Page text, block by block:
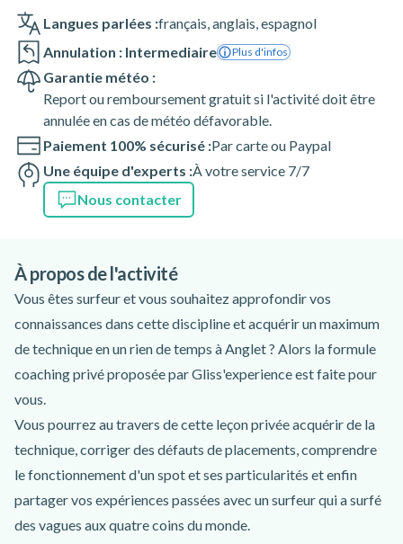
Langues parlées :français,anglais,espagnol
Annulation : Intermediaire
Plus d'infos
Garantie météo :
Report ou remboursement gratuit si l'activité doit être
annulée en cas de météo défavorable.
Paiement 100% sécurisé :Par carte ou Paypal
Une équipe d'experts :À votre service 7/7
Nous contacter
À propos de l'activité
Vous êtes surfeur et vous souhaitez approfondir vos
connaissances dans cette discipline et acquérir un maximum
de technique en un rien de temps à Anglet ? Alors la formule
coaching privé proposée par Gliss'experience est faite pour
vous.
Vous pourrez au travers de cette leçon privée acquérir de la
technique, corriger des défauts de placements, comprendre
le fonctionnement d'un spot et ses particularités et enfin
partager vos expériences passées avec un surfeur qui a surfé
des vagues aux quatre coins du monde.